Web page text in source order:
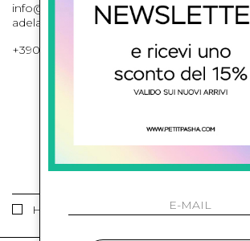
info@petitpasha.com,
adelaide.petitpasha@hotmail.com
+39081643421 , +390812351280
ISCRIVITI ALLA
Ho letto ed accettato le condizioni sulla